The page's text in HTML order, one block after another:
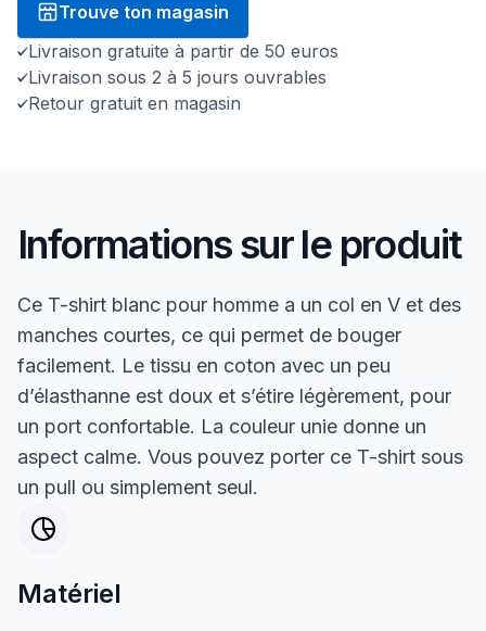
Trouve ton magasin
Livraison gratuite à partir de 50 euros
Livraison sous 2 à 5 jours ouvrables
Retour gratuit en magasin
Informations sur le produit
Ce T-shirt blanc pour homme a un col en V et des
manches courtes, ce qui permet de bouger
facilement. Le tissu en coton avec un peu
d’élasthanne est doux et s’étire légèrement, pour
un port confortable. La couleur unie donne un
aspect calme. Vous pouvez porter ce T-shirt sous
un pull ou simplement seul.
Matériel